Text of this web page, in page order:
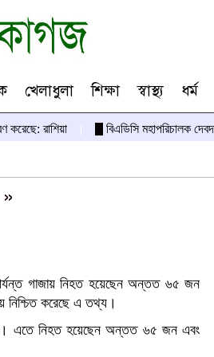
খেলাধুলা শিক্ষা স্বাস্থ্য ধর্ম
করেছে: রাশিয়া বিএডিসি মহাপরিচালক
পর্যন্ত গাজায় নিহত হয়েছেন অন্তত ৬৫ জন
নিশ্চিত করেছে এ তথ্য।
এতে নিহত হয়েছেন অন্তত ৬৫ জন এবং